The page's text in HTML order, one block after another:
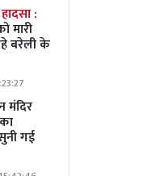
:
मारी
बरेली के
मंदिर
गई